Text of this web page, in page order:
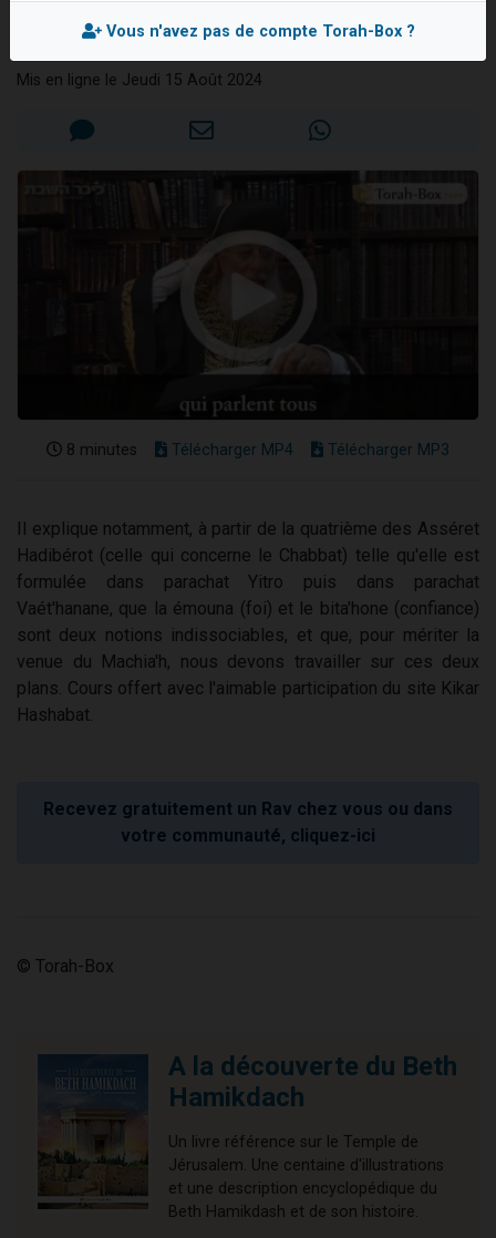
3 personnes viennent de faire un don pour 5 jours de vacances aux Orphelins
Odaya vient de donner son Maasser
Rav Chlomo AMAR
Mis en ligne le Jeudi 15 Août 2024
8 minutes Télécharger MP4 Télécharger MP3
Il explique notamment, à partir de la quatrième des Asséret
Hadibérot (celle qui concerne le Chabbat) telle qu'elle est
formulée dans parachat Yitro puis dans parachat
Vaét'hanane, que la émouna (foi) et le bita'hone (confiance)
sont deux notions indissociables, et que, pour mériter la
venue du Machia'h, nous devons travailler sur ces deux
plans. Cours offert avec l'aimable participation du site Kikar
Hashabat.
Recevez gratuitement un Rav chez vous ou dans
votre communauté, cliquez-ici
© Torah-Box
A la découverte du Beth
Hamikdach
Un livre référence sur le Temple de
Jérusalem. Une centaine d'illustrations
et une description encyclopédique du
Beth Hamikdash et de son histoire.
Vous n'avez pas de compte Torah-Box ?